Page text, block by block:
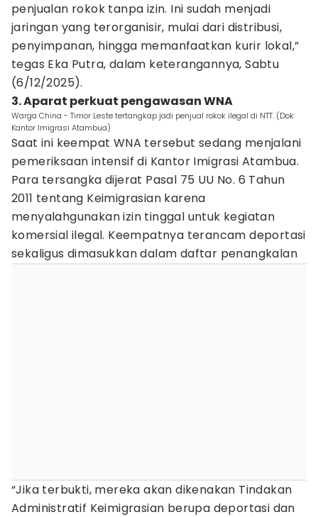
penjualan rokok tanpa izin. Ini sudah menjadi
jaringan yang terorganisir, mulai dari distribusi,
penyimpanan, hingga memanfaatkan kurir lokal,”
tegas Eka Putra, dalam keterangannya, Sabtu
(6/12/2025).
3. Aparat perkuat pengawasan WNA
Warga China - Timor Leste tertangkap jadi penjual rokok ilegal di NTT. (Dok
Kantor Imigrasi Atambua)
Saat ini keempat WNA tersebut sedang menjalani
pemeriksaan intensif di Kantor Imigrasi Atambua.
Para tersangka dijerat Pasal 75 UU No. 6 Tahun
2011 tentang Keimigrasian karena
menyalahgunakan izin tinggal untuk kegiatan
komersial ilegal. Keempatnya terancam deportasi
sekaligus dimasukkan dalam daftar penangkalan
“Jika terbukti, mereka akan dikenakan Tindakan
Administratif Keimigrasian berupa deportasi dan